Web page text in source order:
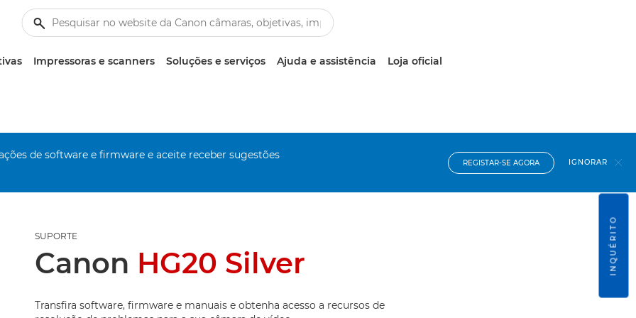
Impressoras e scanners Soluções e serviços Ajuda e assistência Loja oficial
de software e firmware e aceite receber sugestões
REGISTAR-SE AGORA IGNORAR
SUPORTE
Canon HG20 Silver
Transfira software, firmware e manuais e obtenha acesso a recursos de
INQUÉRITO